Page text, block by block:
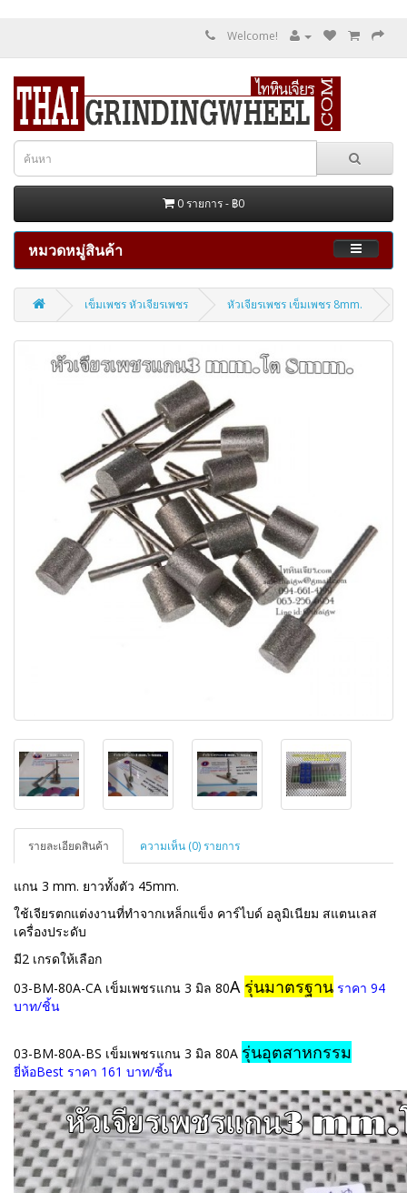
Welcome!
0 รายการ - ฿0
หมวดหมู่สินค้า
เข็มเพชร หัวเจียรเพชร หัวเจียรเพชร เข็มเพชร 8mm.
รายละเอียดสินค้า ความเห็น (0) รายการ
แกน 3 mm. ยาวทั้งตัว 45mm.
ใช้เจียรตกแต่งงานที่ทำจากเหล็กแข็ง คาร์ไบด์ อลูมิเนียม สแตนเลส
เครื่องประดับ
มี2 เกรดให้เลือก
03-BM-80A-CA เข็มเพชรแกน 3 มิล 80A รุ่นมาตรฐาน ราคา 94
บาท/ชิ้น
03-BM-80A-BS เข็มเพชรแกน 3 มิล 80A รุ่นอุตสาหกรรม
ยี่ห้อBest ราคา 161 บาท/ชิ้น